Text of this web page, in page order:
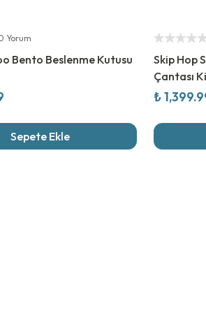
Yorum
Bento Beslenme Kutusu
Sepete Ekle
Skip Hop
Çantası
₺